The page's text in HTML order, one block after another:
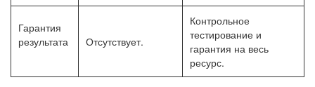
Гарантия
результата
Отсутствует.
Контрольное
тестирование и
гарантия на весь
ресурс.